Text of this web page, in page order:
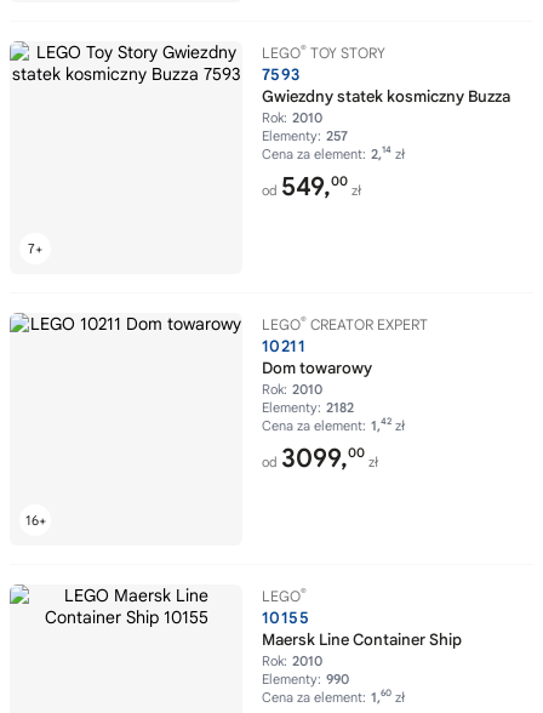
LEGO® TOY STORY
7593
Gwiezdny statek kosmiczny Buzza
Rok: 2010
Elementy: 257
Cena za element: 2,14 zł
od 549,00
zł
LEGO® CREATOR EXPERT
10211
Dom towarowy
Rok: 2010
Elementy: 2182
Cena za element: 1,42 zł
od 3099,00
zł
LEGO®
10155
Maersk Line Container Ship
Rok: 2010
Elementy: 990
Cena za element: 1,60 zł